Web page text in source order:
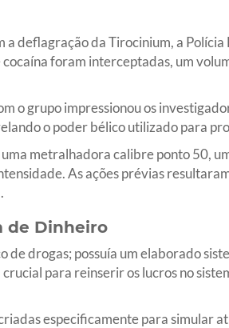
deflagração da Tirocinium, a
foram interceptadas, um
o grupo impressionou os
o poder bélico utilizado para
metralhadora calibre ponto 50,
As ações prévias
de Dinheiro
de drogas; possuía um elaborado
para reinserir os lucros no
especificamente para simular